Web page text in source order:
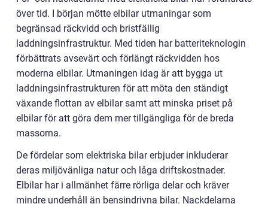
över tid. I början mötte elbilar utmaningar som
begränsad räckvidd och bristfällig
laddningsinfrastruktur. Med tiden har batteriteknologin
förbättrats avsevärt och förlängt räckvidden hos
moderna elbilar. Utmaningen idag är att bygga ut
laddningsinfrastrukturen för att möta den ständigt
växande flottan av elbilar samt att minska priset på
elbilar för att göra dem mer tillgängliga för de breda
massorna.
De fördelar som elektriska bilar erbjuder inkluderar
deras miljövänliga natur och låga driftskostnader.
Elbilar har i allmänhet färre rörliga delar och kräver
mindre underhåll än bensindrivna bilar. Nackdelarna